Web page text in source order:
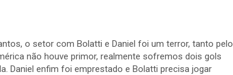
o setor com Bolatti e Daniel foi um terror, tanto pelo
não houve primor, realmente sofremos dois gols
Daniel enfim foi emprestado e Bolatti precisa jogar